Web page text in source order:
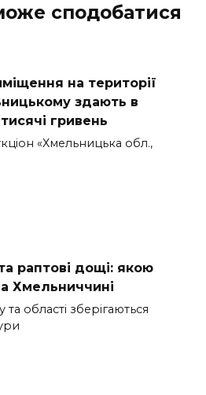
сподобатися
на території
здають в
гривень
«Хмельницька обл.,
раптові дощі: якою
Хмельниччині
області зберігаються